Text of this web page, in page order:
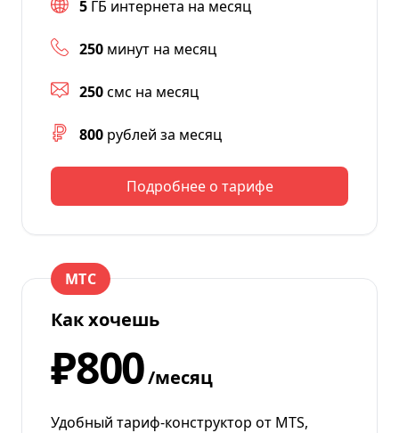
5 ГБ интернета на месяц
250 минут на месяц
250смс на месяц
800 рублей за месяц
Подробнее о тарифе
МТС
Как хочешь
₽800/месяц
Удобный тариф-конструктор от MTS,